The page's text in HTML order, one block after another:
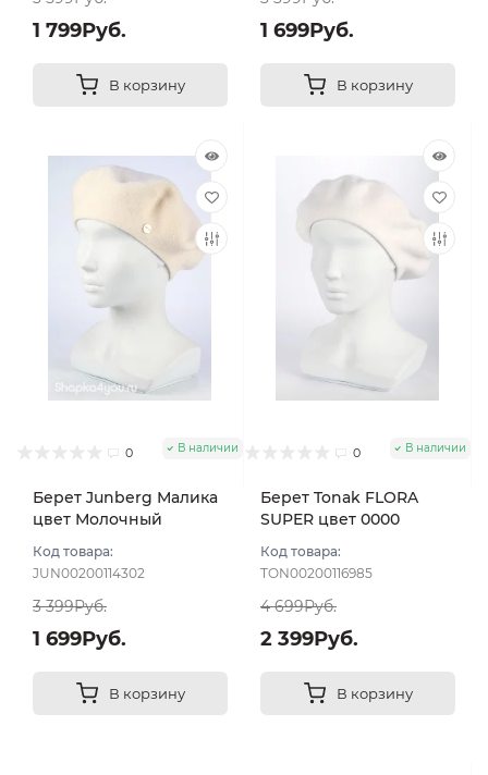
1 799Руб.
В корзину
1 699Руб.
В корзину
0 В наличии
Берет Junberg Малика
цвет Молочный
Код товара:
JUN00200114302
3 399Руб.
1 699Руб.
В корзину
0 В наличии
Берет Tonak FLORA
SUPER цвет 0000
Код товара:
TON00200116985
4 699Руб.
2 399Руб.
В корзину